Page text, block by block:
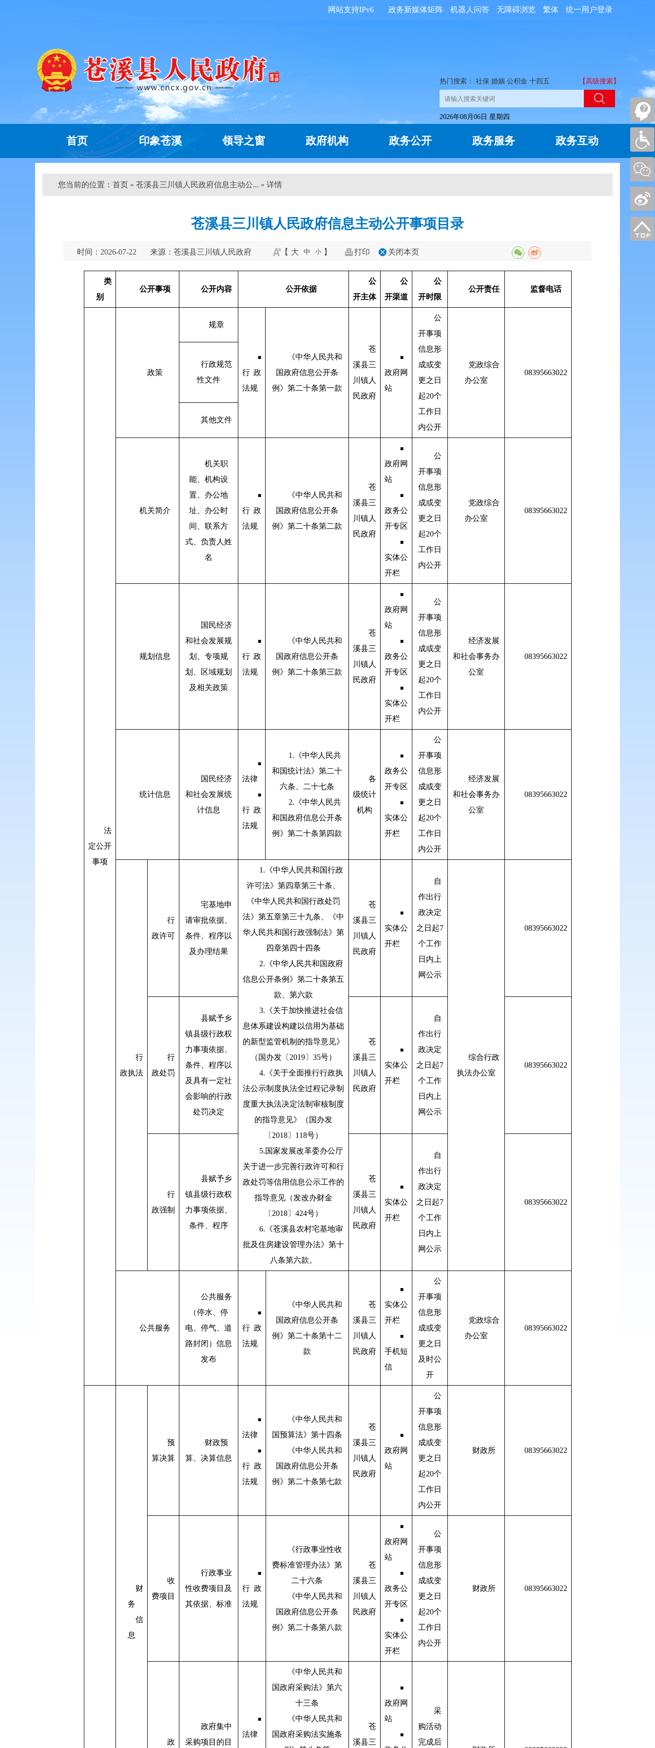
统一用户登录
繁体
无障碍浏览
机器人问答
政务新媒体矩阵
网站支持IPv6
热门搜索： 社保 婚姻 公积金 十四五 【高级搜索】
2026年08月06日 星期四
首页 印象苍溪 领导之窗 政府机构 政务公开 政务服务 政务互动
您当前的位置： 首页 » 苍溪县三川镇人民政府信息主动公... » 详情
苍溪县三川镇人民政府信息主动公开事项目录
时间：2026-07-22 来源：苍溪县三川镇人民政府 【 大 中 小 】 打印 关闭本页
类
别
公开事项 公开内容 公开依据
公
开主体
公
开渠道
公
开时限
公开责任 监督电话
法
定公开
事项
政策
规章
■
行政
法规
《中华人民共和
国政府信息公开条
例》第二十条第一款
苍
溪县三
川镇人
民政府
■
政府网
站
公
开事项
信息形
成或变
更之日
起20个
工作日
内公开
党政综合
办公室
08395663022
行政规范
性文件
其他文件
机关简介
机关职
能、机构设
置、办公地
址、办公时
间、联系方
式、负责人姓
名
■
行政
法规
《中华人民共和
国政府信息公开条
例》第二十条第二款
苍
溪县三
川镇人
民政府
■
政府网
站
■
政务公
开专区
■
实体公
开栏
公
开事项
信息形
成或变
更之日
起20个
工作日
内公开
党政综合
办公室
08395663022
规划信息
国民经济
和社会发展规
划、专项规
划、区域规划
及相关政策
■
行政
法规
《中华人民共和
国政府信息公开条
例》第二十条第三款
苍
溪县三
川镇人
民政府
■
政府网
站
■
政务公
开专区
■
实体公
开栏
公
开事项
信息形
成或变
更之日
起20个
工作日
内公开
经济发展
和社会事务办
公室
08395663022
统计信息
国民经济
和社会发展统
计信息
■
法律
■
行政
法规
1.《中华人民共
和国统计法》第二十
六条、二十七条
2.《中华人民共
和国政府信息公开条
例》第二十条第四款
各
级统计
机构
■
政务公
开专区
■
实体公
开栏
公
开事项
信息形
成或变
更之日
起20个
工作日
内公开
经济发展
和社会事务办
公室
08395663022
行
政执法
行
政许可
宅基地申
请审批依据、
条件、程序以
及办理结果
1.《中华人民共和国行政
许可法》第四章第三十条、
《中华人民共和国行政处罚
法》第五章第三十九条、《中
华人民共和国行政强制法》第
四章第四十四条
2.《中华人民共和国政府
信息公开条例》第二十条第五
款、第六款
3.《关于加快推进社会信
息体系建设构建以信用为基础
的新型监管机制的指导意见》
（国办发〔2019〕35号）
4.《关于全面推行行政执
法公示制度执法全过程记录制
度重大执法决定法制审核制度
的指导意见》（国办发
〔2018〕118号）
5.国家发展改革委办公厅
关于进一步完善行政许可和行
政处罚等信用信息公示工作的
指导意见（发改办财金
〔2018〕424号）
6.《苍溪县农村宅基地审
批及住房建设管理办法》第十
八条第六款。
苍
溪县三
川镇人
民政府
■
实体公
开栏
自
作出行
政决定
之日起7
个工作
日内上
网公示
综合行政
执法办公室
08395663022
行
政处罚
县赋予乡
镇县级行政权
力事项依据、
条件、程序以
及具有一定社
会影响的行政
处罚决定
苍
溪县三
川镇人
民政府
■
实体公
开栏
自
作出行
政决定
之日起7
个工作
日内上
网公示
08395663022
行
政强制
县赋予乡
镇县级行政权
力事项依据、
条件、程序
苍
溪县三
川镇人
民政府
■
实体公
开栏
自
作出行
政决定
之日起7
个工作
日内上
网公示
08395663022
公共服务
公共服务
（停水、停
电、停气、道
路封闭）信息
发布
■
行政
法规
《中华人民共和
国政府信息公开条
例》第二十条第十二
款
苍
溪县三
川镇人
民政府
■
实体公
开栏
■
手机短
信
公
开事项
信息形
成或变
更之日
及时公
开
党政综合
办公室
08395663022
财
务
信
息
预
算决算
财政预
算、决算信息
■
法律
■
行政
法规
《中华人民共和
国预算法》第十四条
《中华人民共和
国政府信息公开条
例》第二十条第七款
苍
溪县三
川镇人
民政府
■
政府网
站
公
开事项
信息形
成或变
更之日
起20个
工作日
内公开
财政所 08395663022
收
费项目
行政事业
性收费项目及
其依据、标准
■
行政
法规
《行政事业性收
费标准管理办法》第
二十六条
《中华人民共和
国政府信息公开条
例》第二十条第八款
苍
溪县三
川镇人
民政府
■
政府网
站
■
政务公
开专区
■
实体公
开栏
公
开事项
信息形
成或变
更之日
起20个
工作日
内公开
财政所 08395663022
政
政府集中
采购项目的目
■
法律
《中华人民共和
国政府采购法》第六
十三条
《中华人民共和
国政府采购法实施条
苍
溪县三
■
政府网
站
■
采
购活动
完成后